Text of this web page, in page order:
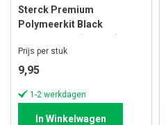
Sterck Premium
Polymeerkit Black
Prijs per stuk
9,95
1-2 werkdagen
In Winkelwagen